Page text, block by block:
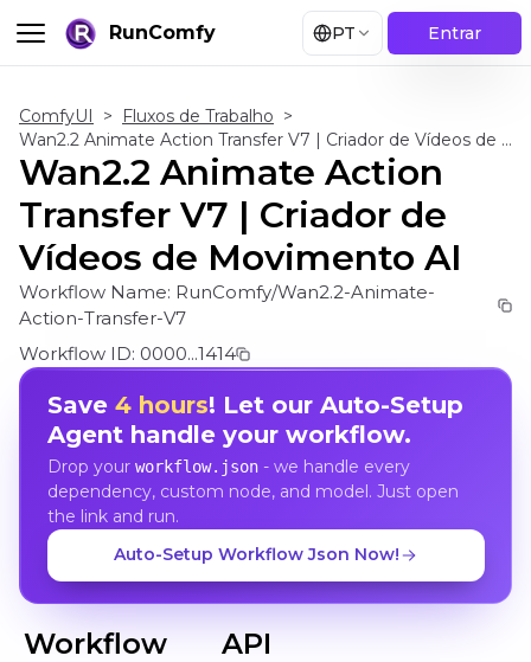
RunComfy PT Entrar
ComfyUI > Fluxos de Trabalho >
Wan2.2 Animate Action Transfer V7 | Criador de Vídeos de Movimento AI
Wan2.2 Animate Action
Transfer V7 | Criador de
Vídeos de Movimento AI
Workflow Name: RunComfy/Wan2.2-Animate-
Action-Transfer-V7
Workflow ID: 0000...1414
Save 4 hours! Let our Auto-Setup
Agent handle your workflow.
Drop your workflow.json- we handle every
dependency, custom node, and model. Just open
the link and run.
Auto-Setup Workflow Json Now!
Workflow API